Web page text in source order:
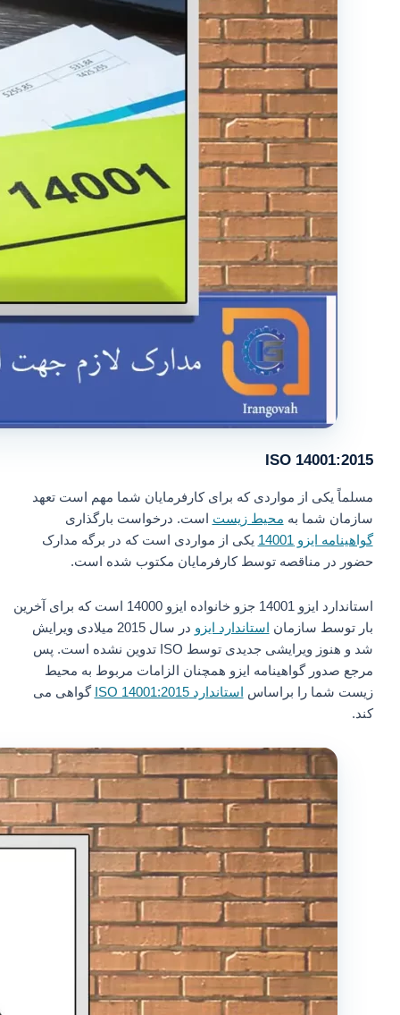
ISO 14001:2015
مسلماً یکی از مواردی که برای کارفرمایان شما مهم است تعهد
سازمان شما بهمحیط زیستاست. درخواست بارگذاری
گواهینامه ایزو 14001
یکی از مواردی است که در برگه مدارک
حضور در مناقصه توسط کارفرمایان مکتوب شده است.
استاندارد ایزو 14001 جزو خانواده ایزو 14000 است که برای آخرین
بار توسط سازماناستاندارد ایزو
در سال 2015 میلادی ویرایش
شد و هنوز ویرایشی جدیدی توسط ISO تدوین نشده است. پس
مرجع صدور گواهینامه ایزو همچنان الزامات مربوط به محیط
زیست شما را براساس استاندارد ISO 14001:2015
گواهی می
کند.